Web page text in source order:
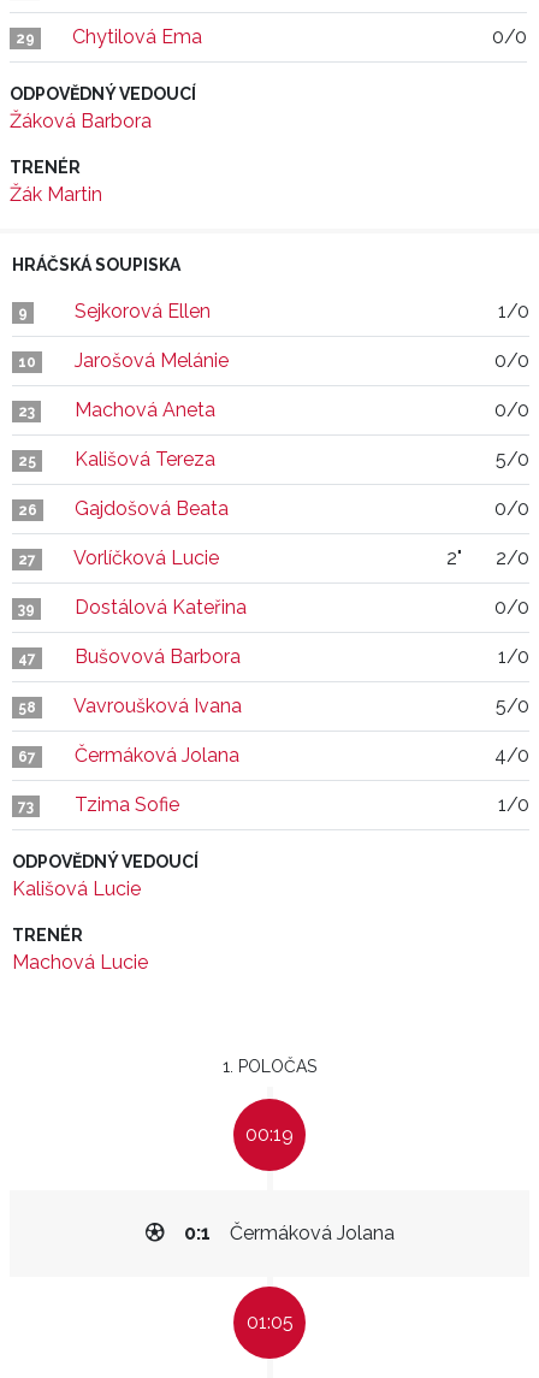
29 Chytilová Ema 0/0
ODPOVĚDNÝ VEDOUCÍ
Žáková Barbora
TRENÉR
Žák Martin
HRÁČSKÁ SOUPISKA
9 Sejkorová Ellen 1/0
10 Jarošová Melánie 0/0
23 Machová Aneta 0/0
25 Kališová Tereza 5/0
26 Gajdošová Beata 0/0
27 Vorlíčková Lucie 2" 2/0
39 Dostálová Kateřina 0/0
47 Bušovová Barbora 1/0
58 Vavroušková Ivana 5/0
67 Čermáková Jolana 4/0
73 Tzima Sofie 1/0
ODPOVĚDNÝ VEDOUCÍ
Kališová Lucie
TRENÉR
Machová Lucie
1. POLOČAS
00:19
Čermáková Jolana
0:1
01:05